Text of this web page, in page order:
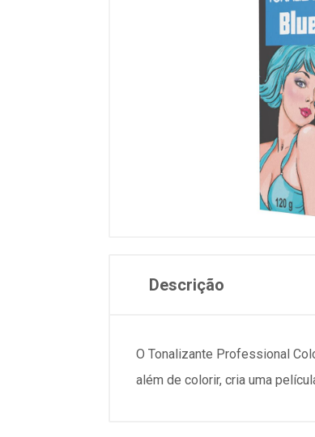
Descrição
O Tonalizante Professional
além de colorir, cria uma